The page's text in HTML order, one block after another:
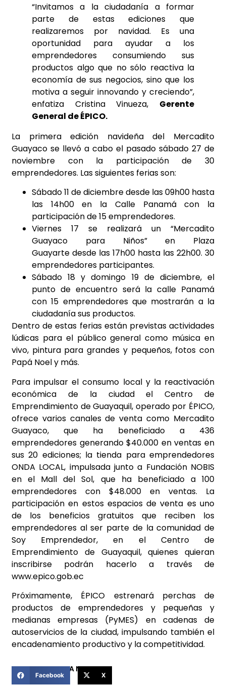
“Invitamos a la ciudadanía a formar
parte de estas ediciones que
realizaremos por navidad. Es una
oportunidad para ayudar a los
emprendedores consumiendo sus
productos algo que no sólo reactiva la
economía de sus negocios, sino que los
motiva a seguir innovando y creciendo”,
enfatiza Cristina Vinueza, Gerente
General de ÉPICO.
La primera edición navideña del Mercadito
Guayaco se llevó a cabo el pasado sábado 27 de
noviembre con la participación de 30
emprendedores. Las siguientes ferias son:
Sábado 11 de diciembre desde las 09h00 hasta
las 14h00 en la Calle Panamá con la
participación de 15 emprendedores.
Viernes 17 se realizará un “Mercadito
Guayaco para Niños” en Plaza
Guayarte desde las 17h00 hasta las 22h00. 30
emprendedores participantes.
Sábado 18 y domingo 19 de diciembre, el
punto de encuentro será la calle Panamá
con 15 emprendedores que mostrarán a la
ciudadanía sus productos.
Dentro de estas ferias están previstas actividades
lúdicas para el público general como música en
vivo, pintura para grandes y pequeños, fotos con
Papá Noel y más.
Para impulsar el consumo local y la reactivación
económica de la ciudad el Centro de
Emprendimiento de Guayaquil, operado por ÉPICO,
ofrece varios canales de venta como Mercadito
Guayaco, que ha beneficiado a 436
emprendedores generando $40.000 en ventas en
sus 20 ediciones; la tienda para emprendedores
ONDA LOCAL, impulsada junto a Fundación NOBIS
en el Mall del Sol, que ha beneficiado a 100
emprendedores con $48.000 en ventas. La
participación en estos espacios de venta es uno
de los beneficios gratuitos que reciben los
emprendedores al ser parte de la comunidad de
Soy Emprendedor, en el Centro de
Emprendimiento de Guayaquil, quienes quieran
inscribirse podrán hacerlo a través de
www.epico.gob.ec
Próximamente, ÉPICO estrenará perchas de
productos de emprendedores y pequeñas y
medianas empresas (PyMES) en cadenas de
autoservicios de la ciudad, impulsando también el
encadenamiento productivo y la competitividad.
COMPARTIR ESTA NOTICIA
Facebook X